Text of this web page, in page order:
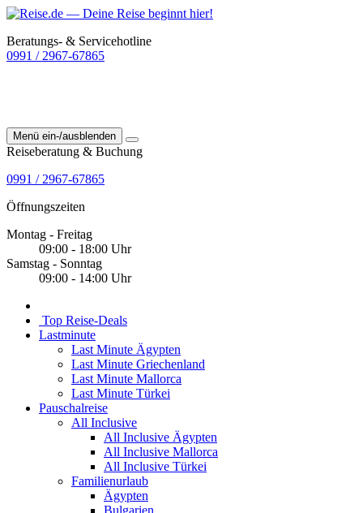
Beratungs- & Servicehotline
0991 / 2967-67865
Menü ein-/ausblenden
Reiseberatung & Buchung
0991 / 2967-67865
Öffnungszeiten
Montag - Freitag
09:00 - 18:00 Uhr
Samstag - Sonntag
09:00 - 14:00 Uhr
Top Reise-Deals
Lastminute
Last Minute Ägypten
Last Minute Griechenland
Last Minute Mallorca
Last Minute Türkei
Pauschalreise
All Inclusive
All Inclusive Ägypten
All Inclusive Mallorca
All Inclusive Türkei
Familienurlaub
Ägypten
Bulgarien